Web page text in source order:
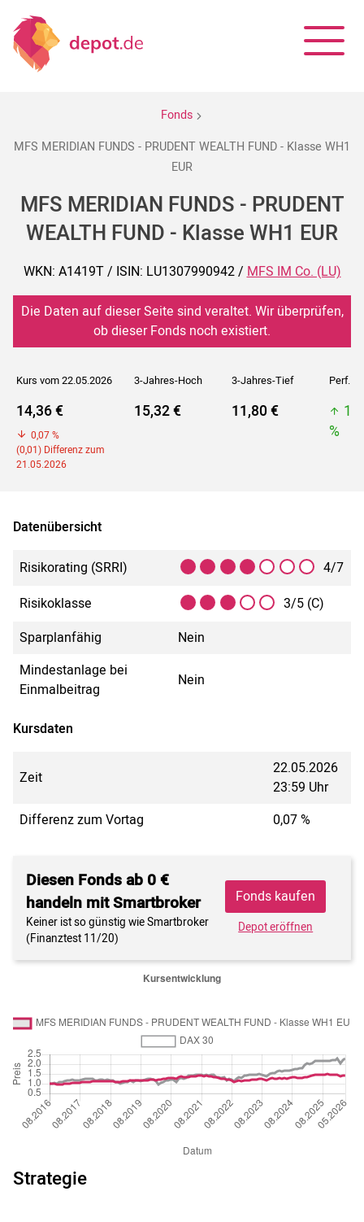
Fonds
MFS MERIDIAN FUNDS - PRUDENT WEALTH FUND - Klasse WH1
EUR
MFS MERIDIAN FUNDS - PRUDENT
WEALTH FUND - Klasse WH1 EUR
WKN: A1419T / ISIN: LU1307990942 /MFS IM Co. (LU)
Die Daten auf dieser Seite sind veraltet. Wir überprüfen,
ob dieser Fonds noch existiert.
Kurs vom 22.05.2026 3-Jahres-Hoch 3-Jahres-Tief Perf. 5J
14,36 €
0,07 %
(0,01) Differenz zum
21.05.2026
15,32 € 11,80 €
%
Datenübersicht
Risikorating (SRRI)
4/7
Risikoklasse
3/5 (C)
Sparplanfähig
Nein
Mindestanlage bei
Einmalbeitrag
Nein
Kursdaten
Zeit
22.05.2026
23:59 Uhr
Differenz zum Vortag
0,07 %
Diesen Fonds ab 0 €
handeln mit Smartbroker
Keiner ist so günstig wie Smartbroker
(Finanztest 11/20)
Fonds kaufen
Depot eröffnen
Strategie